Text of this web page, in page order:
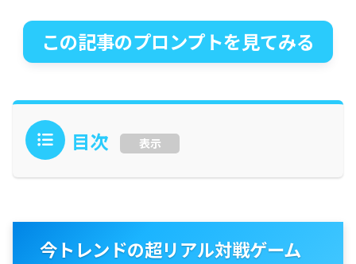
この記事のプロンプトを見てみる
目次 表示
今トレンドの超リアル対戦ゲーム